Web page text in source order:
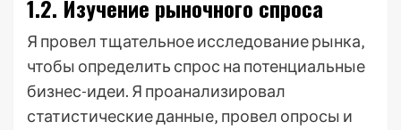
1.2. Изучение рыночного спроса
Я провел тщательное исследование рынка‚
чтобы определить спрос на потенциальные
бизнес-идеи. Я проанализировал
статистические данные‚ провел опросы и